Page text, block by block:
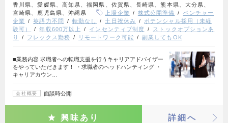
香川県、愛媛県、高知県、福岡県、佐賀県、長崎県、熊本県、大分県、
宮崎県、鹿児島県、沖縄県
上場企業 株式公開準備
ベンチャー
企業
英語力不問 転勤なし 土日祝休み
ポテンシャル採用（未経
験可）
年収600万以上 インセンティブ制度
ストックオプションあ
り
フレックス勤務 リモートワーク可能 副業してもOK
■業務内容 求職者への転職支援を行うキャリアアドバイザー
をやっていただきます！ ・求職者のヘッドハンティング ・
キャリアカウン…
会社概要 面談時公開
興味あり 詳細へ